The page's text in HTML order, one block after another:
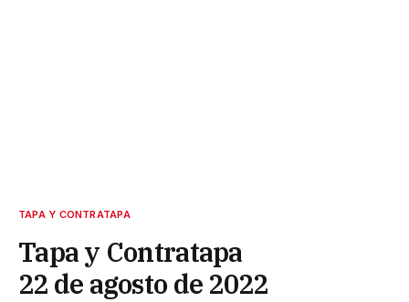
TAPA Y CONTRATAPA
Tapa y Contratapa
22 de agosto de 2022